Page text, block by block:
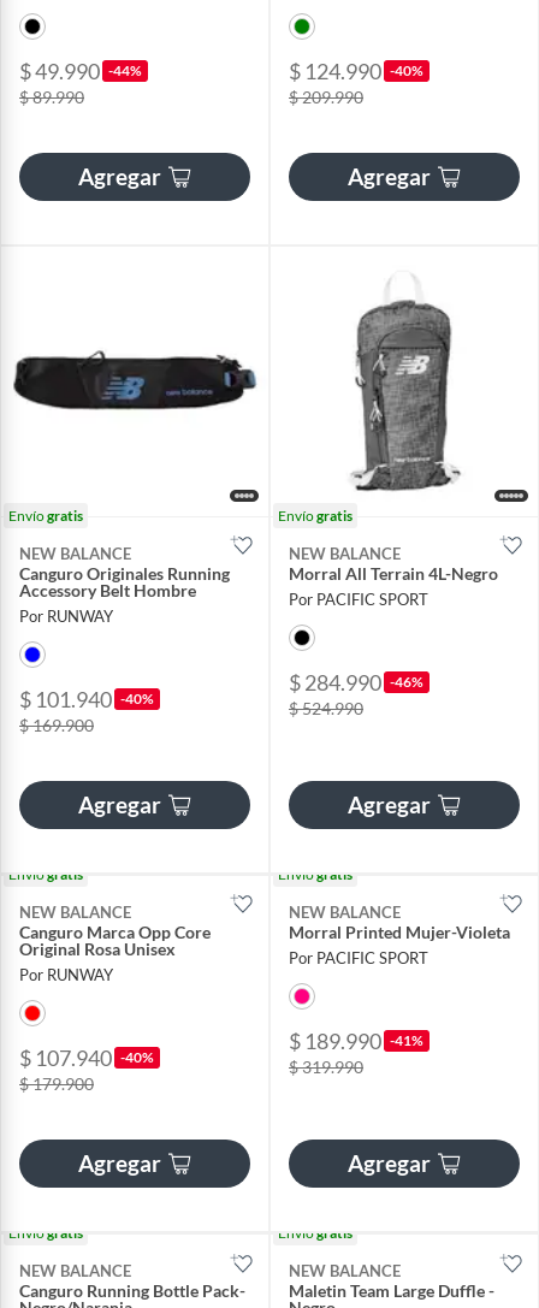
$ 49.990 -44%
$ 89.990
Agregar
$ 124.990 -40%
$ 209.990
Agregar
Envíogratis
NEW BALANCE
Canguro Originales Running
Accessory Belt Hombre
Por RUNWAY
$ 101.940 -40%
$ 169.900
Agregar
Envíogratis
NEW BALANCE
Morral All Terrain 4L-Negro
Por PACIFIC SPORT
$ 284.990 -46%
$ 524.990
Agregar
Envíogratis
NEW BALANCE
Canguro Marca Opp Core
Original Rosa Unisex
Por RUNWAY
$ 107.940 -40%
$ 179.900
Agregar
Envíogratis
NEW BALANCE
Morral Printed Mujer-Violeta
Por PACIFIC SPORT
$ 189.990 -41%
$ 319.990
Agregar
Envíogratis
NEW BALANCE
Canguro Running Bottle Pack-
Envíogratis
NEW BALANCE
Maletin Team Large Duffle -